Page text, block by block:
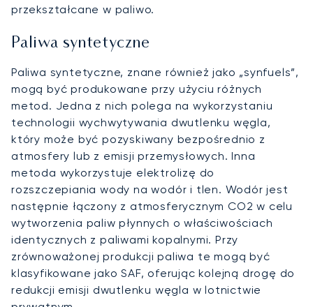
przekształcane w paliwo.
Paliwa syntetyczne
Paliwa syntetyczne, znane również jako „synfuels”,
mogą być produkowane przy użyciu różnych
metod. Jedna z nich polega na wykorzystaniu
technologii wychwytywania dwutlenku węgla,
który może być pozyskiwany bezpośrednio z
atmosfery lub z emisji przemysłowych. Inna
metoda wykorzystuje elektrolizę do
rozszczepiania wody na wodór i tlen. Wodór jest
następnie łączony z atmosferycznym CO2 w celu
wytworzenia paliw płynnych o właściwościach
identycznych z paliwami kopalnymi. Przy
zrównoważonej produkcji paliwa te mogą być
klasyfikowane jako SAF, oferując kolejną drogę do
redukcji emisji dwutlenku węgla w lotnictwie